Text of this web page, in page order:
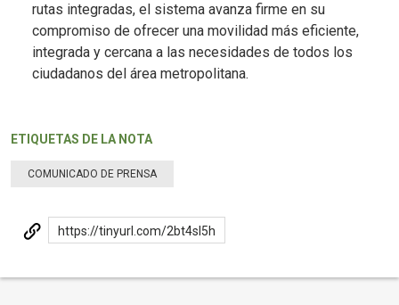
rutas integradas, el sistema avanza firme en su
compromiso de ofrecer una movilidad más eficiente,
integrada y cercana a las necesidades de todos los
ciudadanos del área metropolitana.
ETIQUETAS DE LA NOTA
COMUNICADO DE PRENSA
https://tinyurl.com/2bt4sl5h